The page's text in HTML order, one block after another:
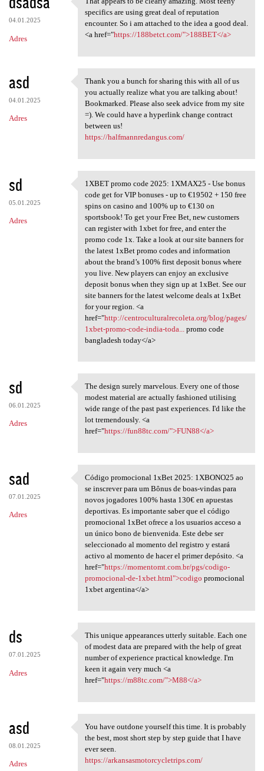
04.01.2025
Adres
That appears to be clearly
specifics are using great deal of reputation
encounter. So i am attached to the idea a good deal.
<a href="https://188betct.com/">188BET</a>
asd
04.01.2025
Adres
Thank you a bunch for sharing
Thank you a bunch for sharing this with all of us
you actually realize what you are talking about!
Bookmarked. Please also seek advice from my site
=). We could have a hyperlink change contract
between us!
https://halfmannredangus.com/
sd
05.01.2025
Adres
1XBET promo code 2025:
1XBET promo code 2025: 1XMAX25 - Use bonus
code get for VIP bonuses - up to €19502 + 150 free
spins on casino and 100% up to €130 on
sportsbook! To get your Free Bet, new customers
can register with 1xbet for free, and enter the
promo code 1x. Take a look at our site banners for
the latest 1xBet promo codes and information
about the brand’s 100% first deposit bonus where
you live. New players can enjoy an exclusive
deposit bonus when they sign up at 1xBet. See our
site banners for the latest welcome deals at 1xBet
for your region. <a
href="http://centroculturalrecoleta.org/blog/pages/
1xbet-promo-code-india-toda...
promo code
bangladesh today</a>
sd
06.01.2025
Adres
The design surely marvelous.
The design surely marvelous. Every one of those
modest material are actually fashioned utilising
wide range of the past past experiences. I'd like the
lot tremendously. <a
href="https://fun88tc.com/">FUN88</a>
sad
07.01.2025
Adres
Código promocional 1xBet 2025
Código promocional 1xBet 2025: 1XBONO25 ao
se inscrever para um Bônus de boas-vindas para
novos jogadores 100% hasta 130€ en apuestas
deportivas. Es importante saber que el código
promocional 1xBet ofrece a los usuarios acceso a
un único bono de bienvenida. Este debe ser
seleccionado al momento del registro y estará
activo al momento de hacer el primer depósito. <a
href="https://momentomt.com.br/pgs/codigo-
promocional-de-1xbet.html">codigo promocional
1xbet argentina</a>
ds
07.01.2025
Adres
This unique appearances
This unique appearances utterly suitable. Each one
of modest data are prepared with the help of great
number of experience practical knowledge. I'm
keen it again very much <a
href="https://m88tc.com/">M88</a>
asd
08.01.2025
Adres
You have outdone yourself
You have outdone yourself this time. It is probably
the best, most short step by step guide that I have
ever seen.
https://arkansasmotorcycletrips.com/